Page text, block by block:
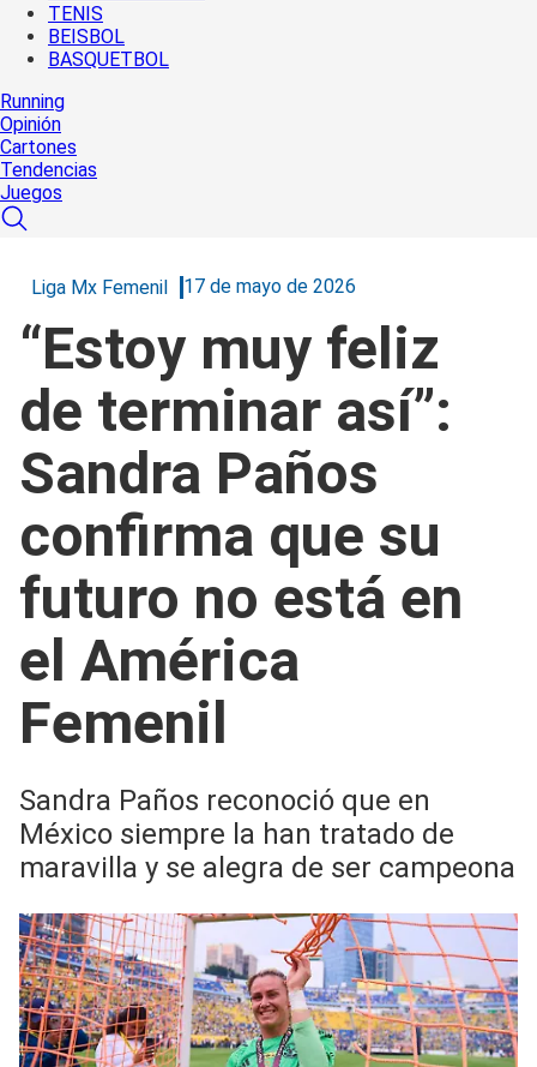
TENIS
BEISBOL
BASQUETBOL
Running
Opinión
Cartones
Tendencias
Juegos
Liga Mx Femenil 17 de mayo de 2026
“Estoy muy feliz
de terminar así”:
Sandra Paños
confirma que su
futuro no está en
el América
Femenil
Sandra Paños reconoció que en
México siempre la han tratado de
maravilla y se alegra de ser campeona